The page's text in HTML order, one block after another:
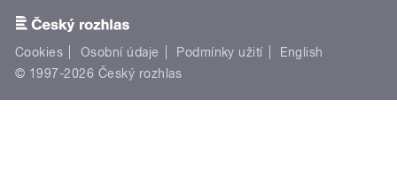
Cookies Osobní údaje Podmínky užití
English
© 1997-2026 Český rozhlas